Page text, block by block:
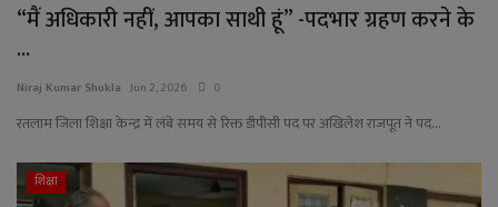
“मैं अधिकारी नहीं, आपका साथी हूं” -पदभार ग्रहण करने के
...
Niraj Kumar Shukla Jun 2, 2026 0
रतलाम जिला शिक्षा केन्द्र में लंबे समय से रिक्त डीपीसी पद पर अखिलेश राजपूत ने पद...
शिक्षा